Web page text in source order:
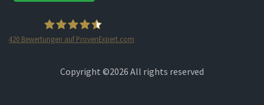
420 Bewertungen auf ProvenExpert.com
Copyright ©2026 All rights reserved